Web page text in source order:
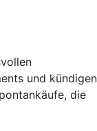
und kündigen
die